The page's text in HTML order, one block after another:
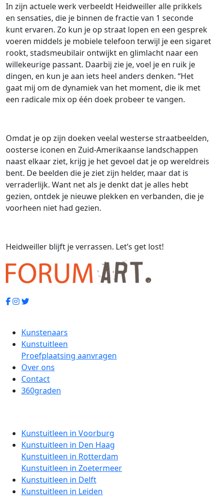
In zijn actuele werk verbeeldt Heidweiller alle prikkels
en sensaties, die je binnen de fractie van 1 seconde
kunt ervaren. Zo kun je op straat lopen en een gesprek
voeren middels je mobiele telefoon terwijl je een sigaret
rookt, stadsmeubilair ontwijkt en glimlacht naar een
willekeurige passant. Daarbij zie je, voel je en ruik je
dingen, en kun je aan iets heel anders denken. “Het
gaat mij om de dynamiek van het moment, die ik met
een radicale mix op één doek probeer te vangen.
Omdat je op zijn doeken veelal westerse straatbeelden,
oosterse iconen en Zuid-Amerikaanse landschappen
naast elkaar ziet, krijg je het gevoel dat je op wereldreis
bent. De beelden die je ziet zijn helder, maar dat is
verraderlijk. Want net als je denkt dat je alles hebt
gezien, ontdek je nieuwe plekken en verbanden, die je
voorheen niet had gezien.
Heidweiller blijft je verrassen. Let’s get lost!
Kunstenaars
Kunstuitleen
Proefplaatsing aanvragen
Over ons
Contact
360graden
Kunstuitleen in Voorburg
Kunstuitleen in Den Haag
Kunstuitleen in Rotterdam
Kunstuitleen in Zoetermeer
Kunstuitleen in Delft
Kunstuitleen in Leiden